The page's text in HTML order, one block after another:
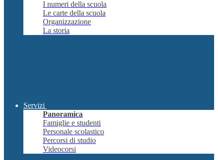
I numeri della scuola
Le carte della scuola
Organizzazione
La storia
Servizi
Panoramica
Famiglie e studenti
Personale scolastico
Percorsi di studio
Videocorsi